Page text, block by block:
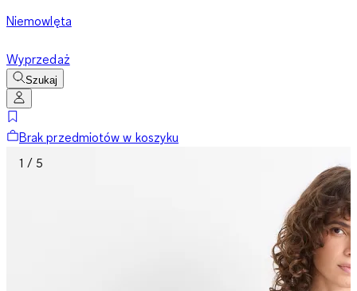
Niemowlęta
Wyprzedaż
Szukaj
Brak przedmiotów w koszyku
1 / 5